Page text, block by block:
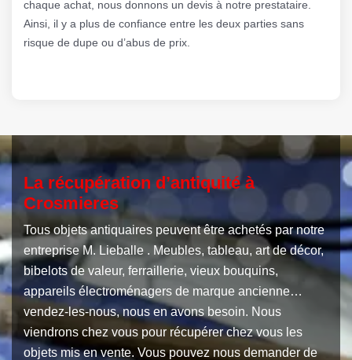
chaque achat, nous donnons un devis à notre prestataire.
Ainsi, il y a plus de confiance entre les deux parties sans
risque de dupe ou d’abus de prix.
La récupération d’antiquité à
Crosmieres
Tous objets antiquaires peuvent être achetés par notre
entreprise M. Lieballe . Meubles, tableau, art de décor,
bibelots de valeur, ferraillerie, vieux bouquins,
appareils électroménagers de marque ancienne…
vendez-les-nous, nous en avons besoin. Nous
viendrons chez vous pour récupérer chez vous les
objets mis en vente. Vous pouvez nous demander de